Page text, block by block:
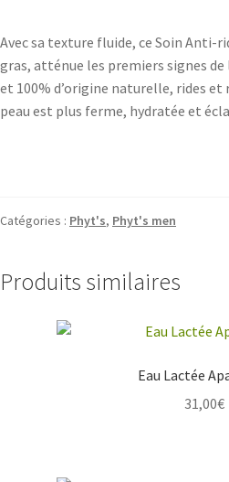
Avec sa texture fluide, ce Soin Anti-
gras, atténue les premiers signes de
et 100% d’origine naturelle, rides et
peau est plus ferme, hydratée et
Catégories : Phyt's, Phyt's men
Produits similaires
Eau Lactée
31,00€